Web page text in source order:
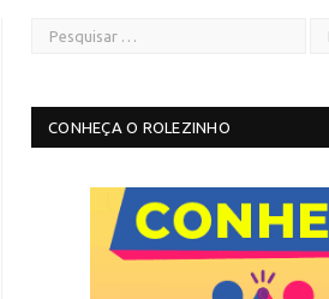
CONHEÇA O ROLEZINHO